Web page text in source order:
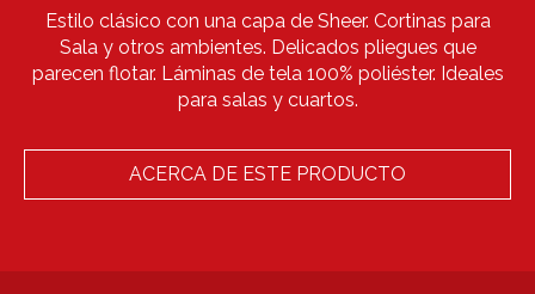
Estilo clásico con una capa de Sheer. Cortinas para
Sala y otros ambientes. Delicados pliegues que
parecen flotar. Láminas de tela 100% poliéster. Ideales
para salas y cuartos.
ACERCA DE ESTE PRODUCTO